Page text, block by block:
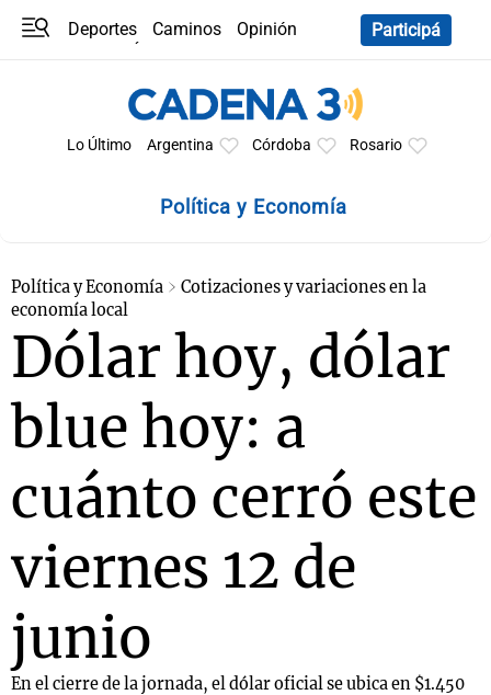
Deportes Caminos
Opinión
Participá
Lo Último Argentina Córdoba Rosario
Política y Economía
Política y Economía
Cotizaciones y variaciones en la
economía local
Dólar hoy, dólar
blue hoy: a
cuánto cerró este
viernes 12 de
junio
En el cierre de la jornada, el dólar oficial se ubica en $1.450